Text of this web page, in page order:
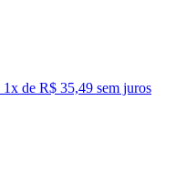
1x de R$ 35,49 sem juros